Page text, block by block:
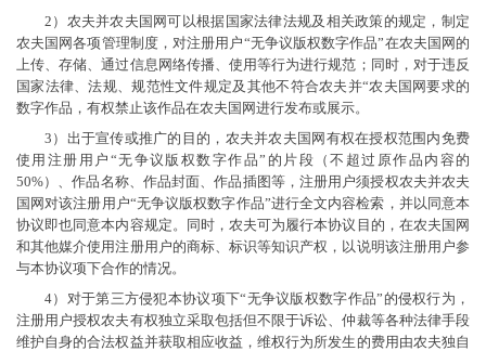
2）农夫并农夫国网可以根据国家法律法规及相关政策的规定，制定
农夫国网各项管理制度，对注册用户“无争议版权数字作品”在农夫国网的
上传、存储、通过信息网络传播、使用等行为进行规范；同时，对于违反
国家法律、法规、规范性文件规定及其他不符合农夫并“农夫国网要求的
数字作品，有权禁止该作品在农夫国网进行发布或展示。
3）出于宣传或推广的目的，农夫并农夫国网有权在授权范围内免费
使用注册用户“无争议版权数字作品”的片段（不超过原作品内容的
50%）、作品名称、作品封面、作品插图等，注册用户须授权农夫并农夫
国网对该注册用户“无争议版权数字作品”进行全文内容检索，并以同意本
协议即也同意本内容规定。同时，农夫可为履行本协议目的，在农夫国网
和其他媒介使用注册用户的商标、标识等知识产权，以说明该注册用户参
与本协议项下合作的情况。
4）对于第三方侵犯本协议项下“无争议版权数字作品”的侵权行为，
注册用户授权农夫有权独立采取包括但不限于诉讼、仲裁等各种法律手段
维护自身的合法权益并获取相应收益，维权行为所发生的费用由农夫独自